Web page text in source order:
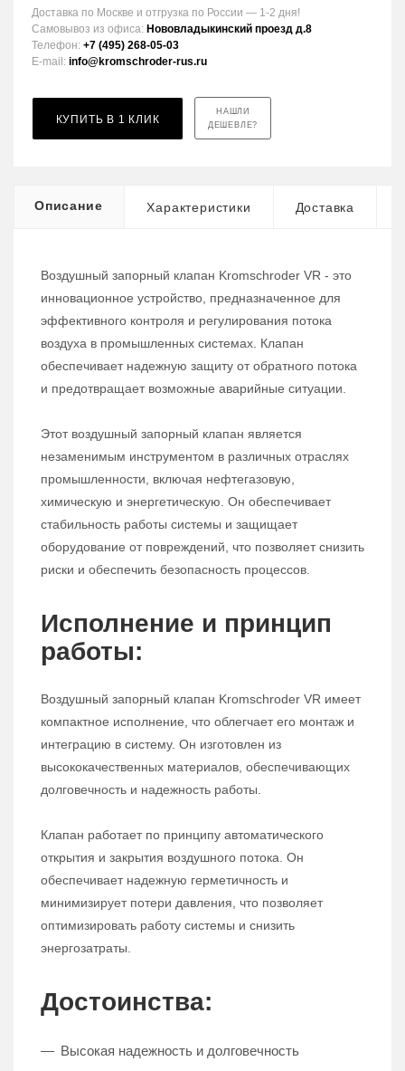
Доставка по Москве и отгрузка по России — 1-2 дня!
Самовывоз из офиса: Нововладыкинский проезд д.8
Телефон: +7 (495) 268-05-03
E-mail: info@kromschroder-rus.ru
КУПИТЬ В 1 КЛИК
НАШЛИ
ДЕШЕВЛЕ?
Описание Характеристики Доставка
Воздушный запорный клапан Kromschroder VR - это
инновационное устройство, предназначенное для
эффективного контроля и регулирования потока
воздуха в промышленных системах. Клапан
обеспечивает надежную защиту от обратного потока
и предотвращает возможные аварийные ситуации.
Этот воздушный запорный клапан является
незаменимым инструментом в различных отраслях
промышленности, включая нефтегазовую,
химическую и энергетическую. Он обеспечивает
стабильность работы системы и защищает
оборудование от повреждений, что позволяет снизить
риски и обеспечить безопасность процессов.
Исполнение и принцип
работы:
Воздушный запорный клапан Kromschroder VR имеет
компактное исполнение, что облегчает его монтаж и
интеграцию в систему. Он изготовлен из
высококачественных материалов, обеспечивающих
долговечность и надежность работы.
Клапан работает по принципу автоматического
открытия и закрытия воздушного потока. Он
обеспечивает надежную герметичность и
минимизирует потери давления, что позволяет
оптимизировать работу системы и снизить
энергозатраты.
Достоинства:
Высокая надежность и долговечность